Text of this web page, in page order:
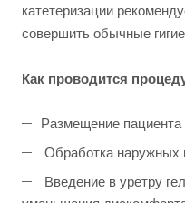
катетеризации
совершить обычные
Как проводится
Размещение пациента
Обработка наружных
Введение в уретру